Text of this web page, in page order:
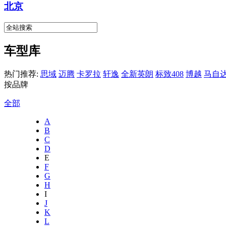
北京
车型库
热门推荐: 思域 迈腾 卡罗拉 轩逸 全新英朗 标致408 博越 马自
按品牌
全部
A
B
C
D
E
F
G
H
I
J
K
L